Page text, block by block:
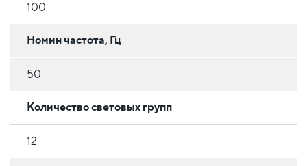
100
Номин частота, Гц
50
Количество световых групп
12